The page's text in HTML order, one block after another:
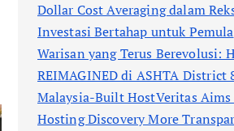
Dollar Cost Averaging dalam
Investasi Bertahap untuk Pemula
Warisan yang Terus Berevolusi:
REIMAGINED di ASHTA District
Malaysia-Built HostVeritas Aims
Hosting Discovery More